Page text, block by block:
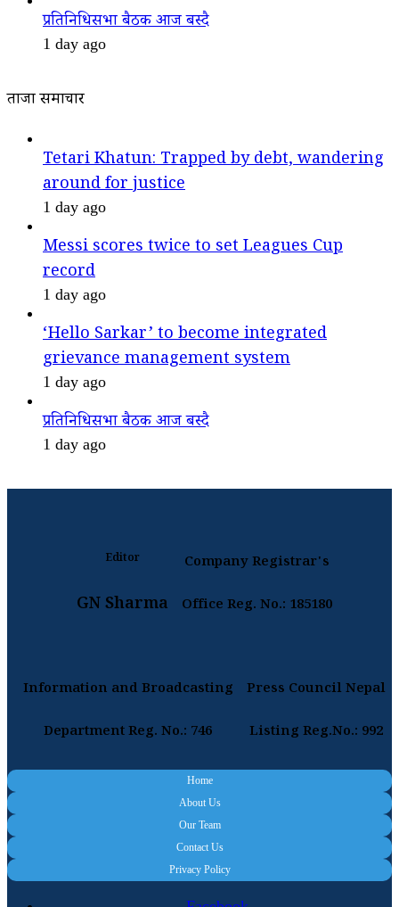
प्रतिनिधिसभा बैठक आज बस्दै
1 day ago
ताजा समाचार
Tetari Khatun: Trapped by debt, wandering
around for justice
1 day ago
Messi scores twice to set Leagues Cup
record
1 day ago
‘Hello Sarkar’ to become integrated
grievance management system
1 day ago
प्रतिनिधिसभा बैठक आज बस्दै
1 day ago
Editor
GN Sharma
Company Registrar's
Office Reg. No.: 185180
Information and Broadcasting
Department Reg. No.: 746
Press Council Nepal
Listing Reg.No.: 992
Home
About Us
Our Team
Contact Us
Privacy Policy